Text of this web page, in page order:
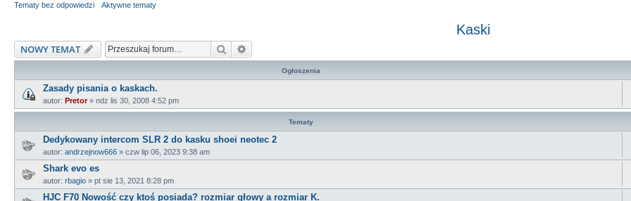
Tematy bez odpowiedzi
Aktywne tematy
Kaski
NOWY TEMAT Szukaj
Ogłoszenia
Zasady pisania o kaskach.
autor: Pretor» ndz lis 30, 2008 4:52 pm
Tematy
Dedykowany intercom SLR 2 do kasku shoei neotec 2
autor: andrzejnow666 » czw lip 06, 2023 9:38 am
Shark evo es
autor: rbagio » pt sie 13, 2021 8:28 pm
HJC F70 Nowość czy ktoś posiada? rozmiar głowy a rozmiar K.